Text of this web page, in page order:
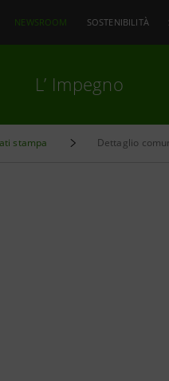
NEWSROOM SOSTENIBILITÀ
L’ Impegno
stampa Dettaglio